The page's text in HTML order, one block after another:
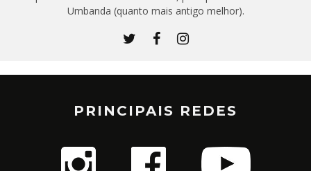
Umbanda (quanto mais antigo melhor).
PRINCIPAIS REDES